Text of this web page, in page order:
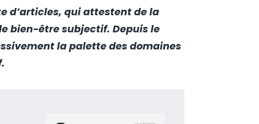
d’articles, qui attestent de la
bien-être subjectif. Depuis le
la palette des domaines